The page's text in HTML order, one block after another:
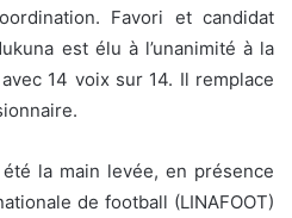
Favori et candidat
est élu à l’unanimité à la
14 voix sur 14. Il remplace
la main levée, en présence
de football (LINAFOOT)